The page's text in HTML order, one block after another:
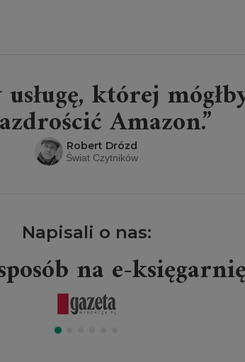
której
Amazon.”
Robert Drózd
Świat Czytników
Napisali o nas:
na e-